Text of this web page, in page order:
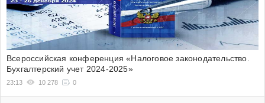
Всероссийская конференция «Налоговое законодательство.
Бухгалтерский учет 2024-2025»
23:13 10 278 0